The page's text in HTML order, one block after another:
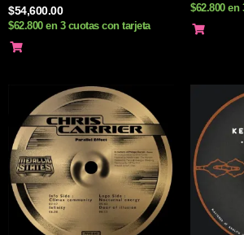
$54,600.00
$62.800 en 3 cuotas con tarjeta
$62.800 en